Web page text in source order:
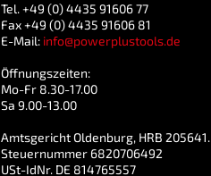
Tel. +49 (0) 4435 91606 77
Fax +49 (0) 4435 91606 81
E-Mail: info@powerplustools.de
Öffnungszeiten:
Mo-Fr 8.30-17.00
Sa 9.00-13.00
Amtsgericht Oldenburg, HRB 205641.
Steuernummer 6820706492
USt-IdNr. DE 814765557